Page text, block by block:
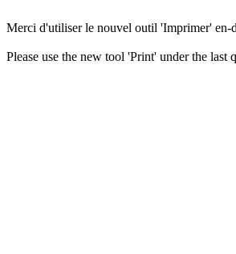
Merci d'utiliser le nouvel outil 'Imprimer' en-
Please use the new tool 'Print' under the last